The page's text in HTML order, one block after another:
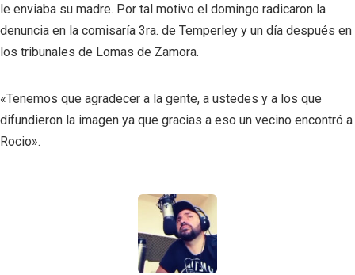
le enviaba su madre. Por tal motivo el domingo radicaron la
denuncia en la comisaría 3ra. de Temperley y un día después en
los tribunales de Lomas de Zamora.
«Tenemos que agradecer a la gente, a ustedes y a los que
difundieron la imagen ya que gracias a eso un vecino encontró a
Rocio».